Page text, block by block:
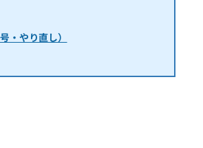
・やり直し）